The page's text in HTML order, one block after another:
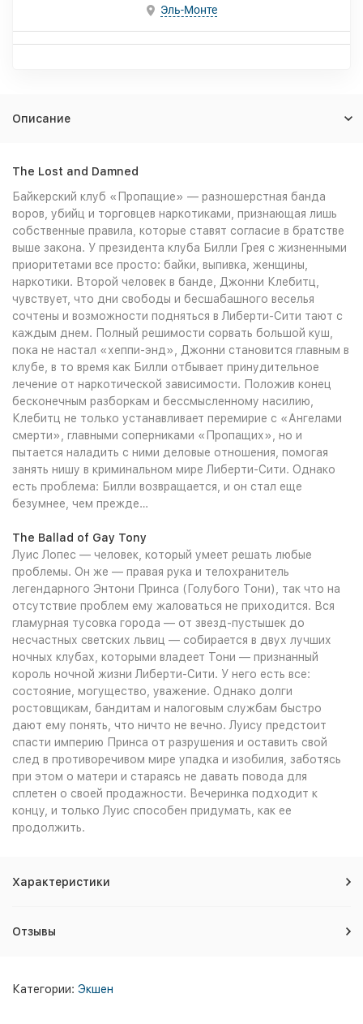
Эль-Монте
Описание
The Lost and Damned
Байкерский клуб «Пропащие» — разношерстная банда
воров, убийц и торговцев наркотиками, признающая лишь
собственные правила, которые ставят согласие в братстве
выше закона. У президента клуба Билли Грея с жизненными
приоритетами все просто: байки, выпивка, женщины,
наркотики. Второй человек в банде, Джонни Клебитц,
чувствует, что дни свободы и бесшабашного веселья
сочтены и возможности подняться в Либерти-Сити тают с
каждым днем. Полный решимости сорвать большой куш,
пока не настал «хеппи-энд», Джонни становится главным в
клубе, в то время как Билли отбывает принудительное
лечение от наркотической зависимости. Положив конец
бесконечным разборкам и бессмысленному насилию,
Клебитц не только устанавливает перемирие с «Ангелами
смерти», главными соперниками «Пропащих», но и
пытается наладить с ними деловые отношения, помогая
занять нишу в криминальном мире Либерти-Сити. Однако
есть проблема: Билли возвращается, и он стал еще
безумнее, чем прежде…
The Ballad of Gay Tony
Луис Лопес — человек, который умеет решать любые
проблемы. Он же — правая рука и телохранитель
легендарного Энтони Принса (Голубого Тони), так что на
отсутствие проблем ему жаловаться не приходится. Вся
гламурная тусовка города — от звезд-пустышек до
несчастных светских львиц — собирается в двух лучших
ночных клубах, которыми владеет Тони — признанный
король ночной жизни Либерти-Сити. У него есть все:
состояние, могущество, уважение. Однако долги
ростовщикам, бандитам и налоговым службам быстро
дают ему понять, что ничто не вечно. Луису предстоит
спасти империю Принса от разрушения и оставить свой
след в противоречивом мире упадка и изобилия, заботясь
при этом о матери и стараясь не давать повода для
сплетен о своей продажности. Вечеринка подходит к
концу, и только Луис способен придумать, как ее
продолжить.
Характеристики
Отзывы
Категории: Экшен